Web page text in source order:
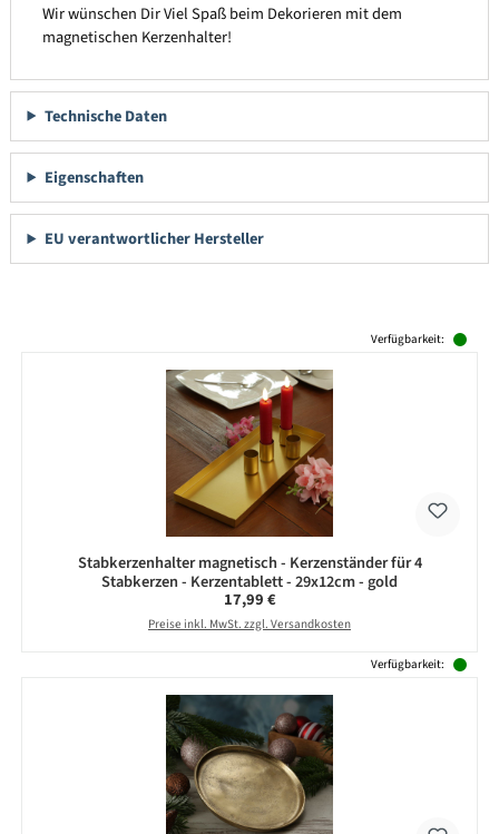
Wir wünschen Dir Viel Spaß beim Dekorieren mit dem
magnetischen Kerzenhalter!
Technische Daten
Eigenschaften
EU verantwortlicher Hersteller
Verfügbarkeit:
Stabkerzenhalter magnetisch - Kerzenständer für 4
Stabkerzen - Kerzentablett - 29x12cm - gold
Regulärer Preis:
17,99 €
Preise inkl. MwSt. zzgl. Versandkosten
Verfügbarkeit: